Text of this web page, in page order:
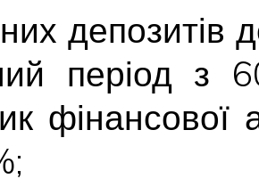
депозитів
період з
фінансової